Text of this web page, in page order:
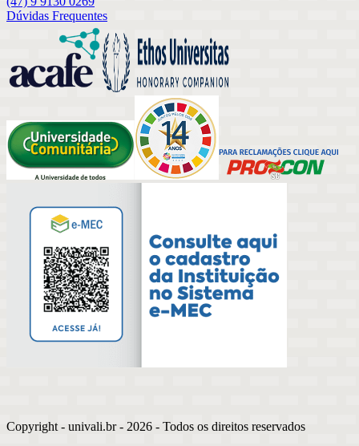
Dúvidas Frequentes
Copyright - univali.br - 2026 - Todos os direitos reservados